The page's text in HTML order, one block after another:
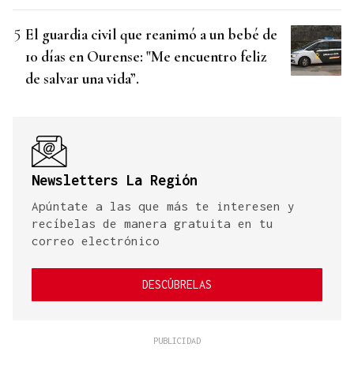
El guardia civil que reanimó a un bebé de
10 días en Ourense: "Me encuentro feliz
de salvar una vida”.
Newsletters La Región
Apúntate a las que más te interesen y
recíbelas de manera gratuita en tu
correo electrónico
DESCÚBRELAS